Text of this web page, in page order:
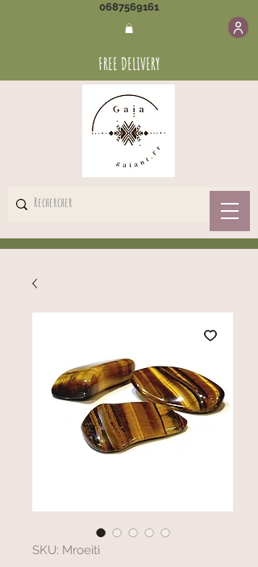
0687569161
FREE DELIVERY
SKU: Mroeiti